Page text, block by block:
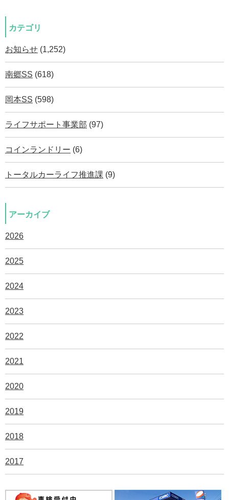
カテゴリ
お知らせ (1,252)
南郷SS (618)
岡本SS (598)
ライフサポート事業部 (97)
コインランドリー (6)
トータルカーライフ推進課 (9)
アーカイブ
2026
2025
2024
2023
2022
2021
2020
2019
2018
2017